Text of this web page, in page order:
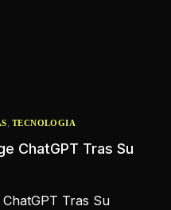
, TECNOLOGIA
ChatGPT Tras Su
Tras Su